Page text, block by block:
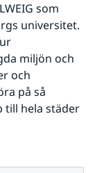
som
universitet.
miljön och
och
på så
till hela städer